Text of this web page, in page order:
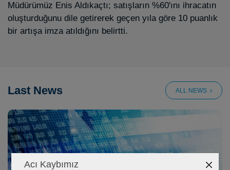
Müdürümüz Enis Aldıkaçtı; satışların %60'ını ihracatın
oluşturduğunu dile getirerek geçen yıla göre 10 puanlık
bir artışa imza atıldığını belirtti.
Last News ALL NEWS
Acı Kaybımız